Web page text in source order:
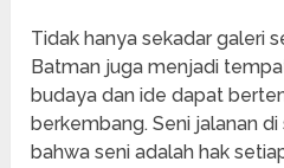
Tidak hanya sekadar galeri
Batman juga menjadi
budaya dan ide dapat
berkembang. Seni jalanan
bahwa seni adalah hak